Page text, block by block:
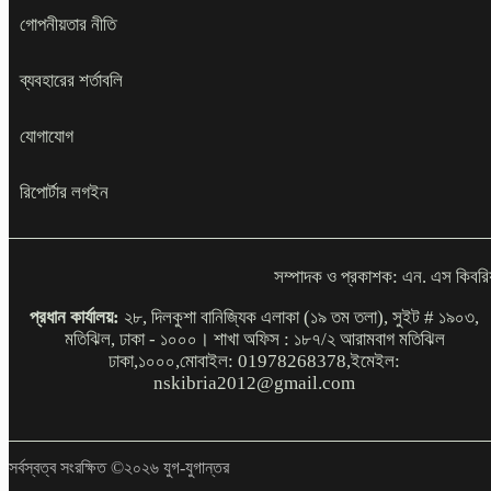
বিনামূল্যে মেডিকেল ও ফিজিওথেরাপি হেলথ ক্যাম্প
চেয়ারম্যান দলিল লেখক রহিছ কে প্রধান
‘ঢাকায় আসছেন ২৫ মার্কিন বিনিয়োগকারী
গোপনীয়তার নীতি
ব্যবহারের শর্তাবলি
যোগাযোগ
রিপোর্টার লগইন
সম্পাদক ও প্রকাশক: এন. এস
প্রধান কার্যালয়: ২৮, দিলকুশা বানিজ্যিক এলাকা (১৯ তম তলা), সুইট # ১৯০৩,
মতিঝিল, ঢাকা - ১০০০। শাখা অফিস : ১৮৭/২ আরামবাগ মতিঝিল
ঢাকা,১০০০,মোবাইল: 01978268378,ইমেইল:
nskibria2012@gmail.com
সর্বস্বত্ব সংরক্ষিত ©২০২৬ যুগ-যুগান্তর